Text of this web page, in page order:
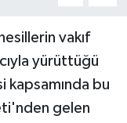
vakıf
yürüttüğü
bu
gelen